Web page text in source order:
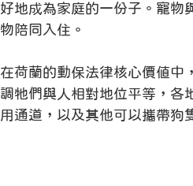
好地成為家庭的一份子。寵物
物陪同入住。
在荷蘭的動保法律核心價值中
調牠們與人相對地位平等，各
用通道，以及其他可以攜帶狗